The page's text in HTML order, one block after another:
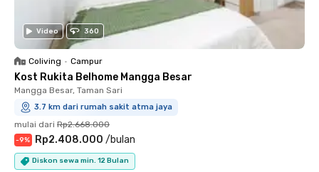
Video 360
Coliving • Campur
Kost Rukita Belhome Mangga Besar
Mangga Besar, Taman Sari
3.7 km dari rumah sakit atma jaya
mulai dari Rp2.668.000
-9% Rp2.408.000 /bulan
Diskon sewa min. 12 Bulan